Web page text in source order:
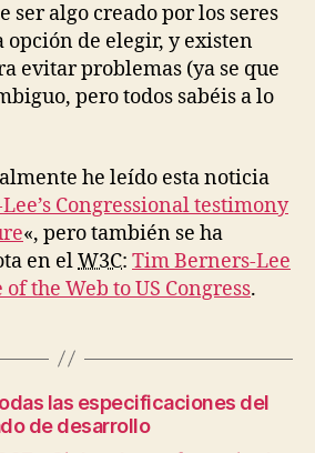
ser algo creado por los seres
opción de elegir, y existen
evitar problemas (ya se que
pero todos sabéis a lo
he leído esta noticia
Congressional testimony
«, pero también se ha
en elW3C: Tim Berners-Lee
the Web to US Congress.
las especificaciones del
de desarrollo